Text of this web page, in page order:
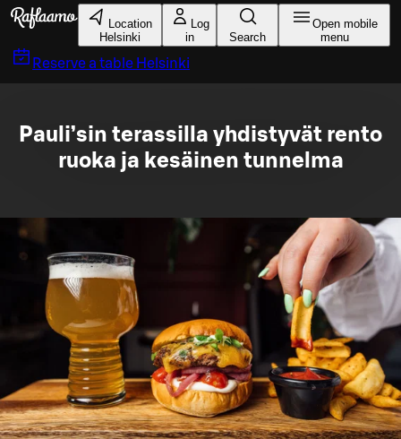
Skip to main content
Location
Helsinki
Log
in
Search
Open mobile
menu
Reserve a table Helsinki
Pauli’sin terassilla yhdistyvät rento
ruoka ja kesäinen tunnelma